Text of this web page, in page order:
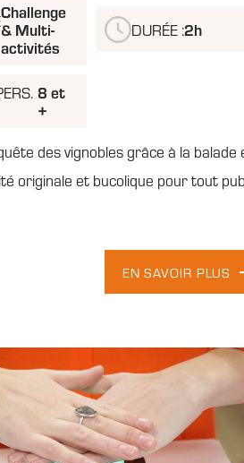
Challenge
& Multi-
activités
DURÉE :2h
8 et
+
des vignobles grâce à la balade
originale et bucolique pour tout
EN SAVOIR PLUS